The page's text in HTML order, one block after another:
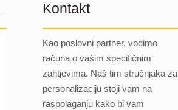
Kontakt
Kao poslovni partner, vodimo
računa o vašim specifičnim
zahtjevima. Naš tim stručnjaka za
personalizaciju stoji vam na
raspolaganju kako bi vam